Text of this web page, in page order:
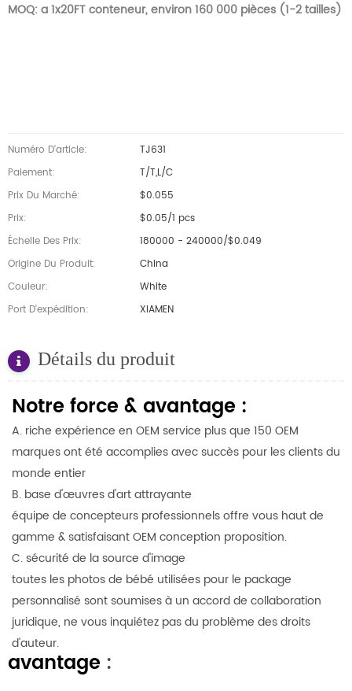
MOQ: a 1x20FT conteneur, environ 160 000 pièces (1-2 tailles)
Numéro D'article:
TJ631
Paiement:
T/T,L/C
Prix Du Marché:
$0.055
Prix:
$0.05/1 pcs
Échelle Des Prix:
180000 - 240000/$0.049
Origine Du Produit:
China
Couleur:
White
Port D'expédition:
XIAMEN
Détails du produit
Notre force &avantage :
A. riche expérience en OEM service plus que 150 OEM
marques ont été accomplies avec succès pour les clients du
monde entier
B. base d'œuvres d'art attrayante
équipe de concepteurs professionnels offre vous haut de
gamme & satisfaisant OEM conception proposition.
C. sécurité de la source d'image
toutes les photos de bébé utilisées pour le package
personnalisé sont soumises à un accord de collaboration
juridique, ne vous inquiétez pas du problème des droits
d'auteur.
avantage :